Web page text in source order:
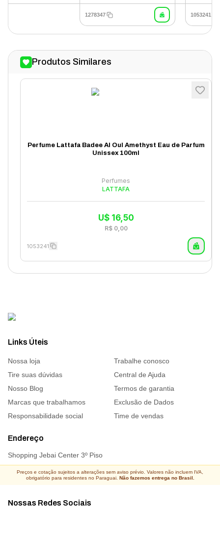
1278347 1053241
Produtos Similares
Perfume Lattafa Badee Al Oul Amethyst Eau de Parfum
Unissex 100ml
Perfumes
LATTAFA
U$ 16,50
R$ 0,00
1053241
Links Úteis
Nossa loja
Trabalhe conosco
Tire suas dúvidas
Central de Ajuda
Nosso Blog
Termos de garantia
Marcas que trabalhamos
Exclusão de Dados
Responsabilidade social
Time de vendas
Endereço
Shopping Jebai Center 3º Piso
Nossas Redes Sociais
Preços e cotação sujeitos a alterações sem aviso prévio. Valores não incluem IVA,
obrigatório para residentes no Paraguai. Não fazemos entrega no Brasil.